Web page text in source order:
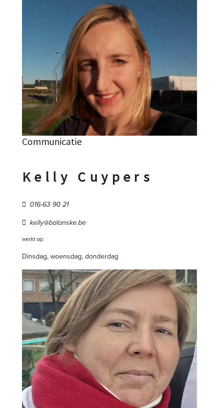
Communicatie
Kelly Cuypers
016-63 90 21
kelly@balanske.be
werkt op:
Dinsdag, woensdag, donderdag